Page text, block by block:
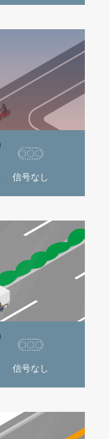
信号なし
信号なし